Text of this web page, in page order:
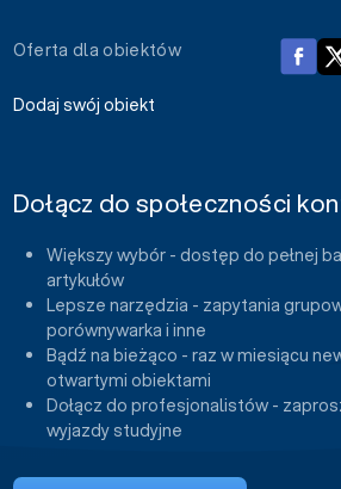
Oferta dla obiektów
Dodaj swój obiekt
Dołącz do społeczności
Większy wybór - dostęp do pełnej
artykułów
Lepsze narzędzia - zapytania
porównywarka i inne
Bądź na bieżąco - raz w miesiącu
otwartymi obiektami
Dołącz do profesjonalistów -
wyjazdy studyjne